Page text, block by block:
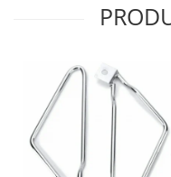
Top case
Accesorii
Top case
Cutii / Genti SHAD